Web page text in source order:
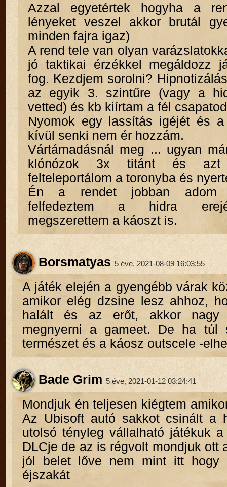
Azzal egyetértek hogyha a
lényeket veszel akkor brutál
minden fajra igaz)
A rend tele van olyan
jó taktikai érzékkel megáldozz
fog. Kezdjem sorolni?
az egyik 3. szintűre (vagy a
vetted) és kb kiírtam a fél
Nyomok egy lassítás igéjét és
kívül senki nem ér hozzám.
Vártámadásnál meg ... ugyan
klónózok 3x titánt és
felteleportálom a toronyba és
Én a rendet jobban adom
felfedeztem a hidra
megszerettem a káoszt is.
Borsmatyas 5 éve, 2021-08-09 16:03:55
A játék elején a gyengébb várak
amikor elég dzsine lesz ahhoz,
halált és az erőt, akkor nagy
megnyerni a gameet. De ha túl
természet és a káosz outscele -
Bade Grim 5 éve, 2021-01-12 03:24:41
Mondjuk én teljesen kiégtem
Az Ubisoft autó sakkot csinált a
utolsó tényleg vállalható játékuk
DLCje de az is régvolt mondjuk ott
jól belet lőve nem mint itt hogy
éjszakát